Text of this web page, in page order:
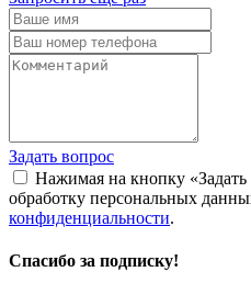
Задать вопрос
Нажимая на кнопку «Задать
обработку персональных
конфиденциальности.
Спасибо за подписку!